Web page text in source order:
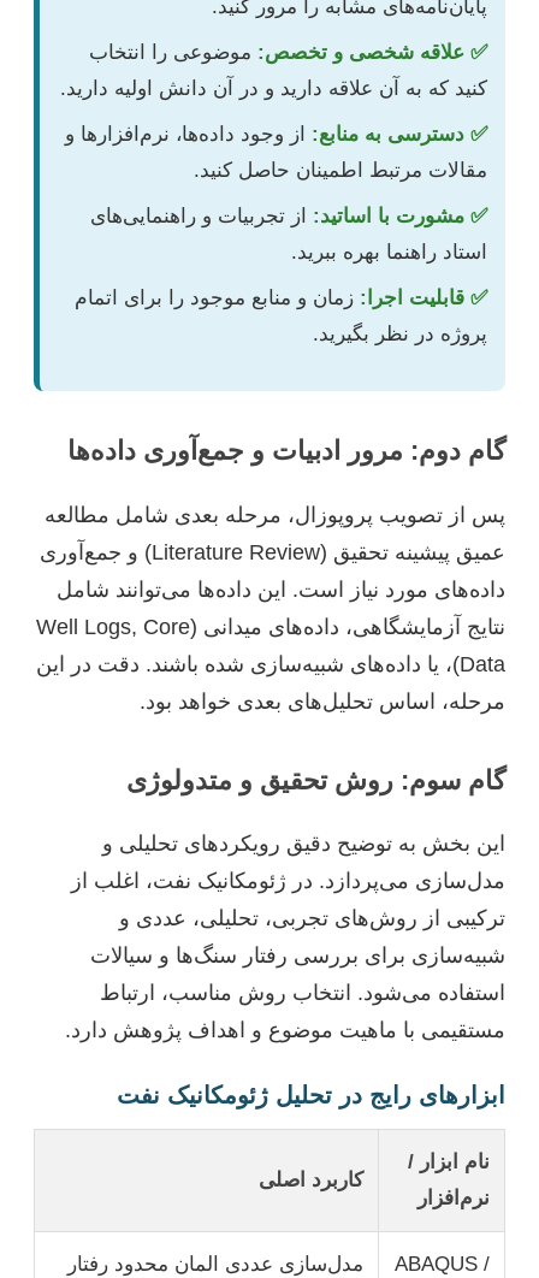
پایان‌نامه‌های مشابه را مرور کنید.
✅ علاقه شخصی و تخصص: موضوعی را انتخاب
کنید که به آن علاقه دارید و در آن دانش اولیه دارید.
✅ دسترسی به منابع: از وجود داده‌ها، نرم‌افزارها و
مقالات مرتبط اطمینان حاصل کنید.
✅ مشورت با اساتید: از تجربیات و راهنمایی‌های
استاد راهنما بهره ببرید.
✅ قابلیت اجرا: زمان و منابع موجود را برای اتمام
پروژه در نظر بگیرید.
گام دوم: مرور ادبیات و جمع‌آوری داده‌ها
پس از تصویب پروپوزال، مرحله بعدی شامل مطالعه
عمیق پیشینه تحقیق (Literature Review) و جمع‌آوری
داده‌های مورد نیاز است. این داده‌ها می‌توانند شامل
نتایج آزمایشگاهی، داده‌های میدانی (Well Logs, Core
Data)، یا داده‌های شبیه‌سازی شده باشند. دقت در این
مرحله، اساس تحلیل‌های بعدی خواهد بود.
گام سوم: روش تحقیق و متدولوژی
این بخش به توضیح دقیق رویکردهای تحلیلی و
مدل‌سازی می‌پردازد. در ژئومکانیک نفت، اغلب از
ترکیبی از روش‌های تجربی، تحلیلی، عددی و
شبیه‌سازی برای بررسی رفتار سنگ‌ها و سیالات
استفاده می‌شود. انتخاب روش مناسب، ارتباط
مستقیمی با ماهیت موضوع و اهداف پژوهش دارد.
ابزارهای رایج در تحلیل ژئومکانیک نفت
نام ابزار /
نرم‌افزار
کاربرد اصلی
ABAQUS /
مدل‌سازی عددی المان محدود رفتار